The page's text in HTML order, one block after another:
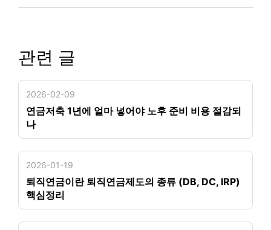
관련 글
2026-02-09
연금저축 1년에 얼마 넣어야 노후 준비 비용 절감되
나
2026-01-19
퇴직연금이란 퇴직연금제도의 종류 (DB, DC, IRP)
핵심정리